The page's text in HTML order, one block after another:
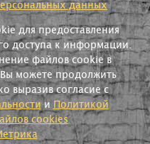
данных
для предоставления
доступа к информации.
файлов cookie в
можете продолжить
выразив согласие с
и
Политикой
cookies